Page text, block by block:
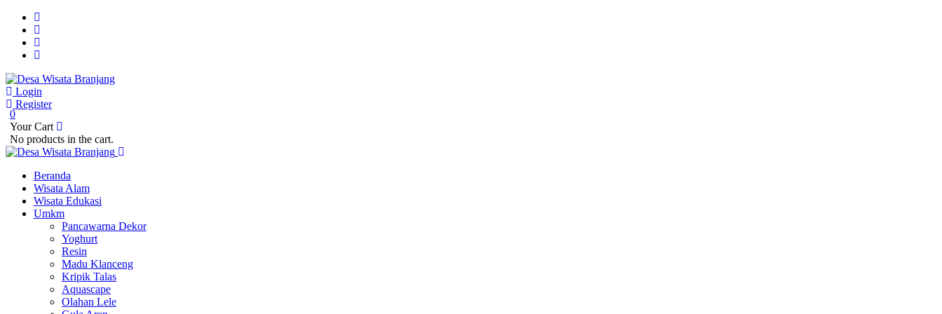
Login
Register
0
Your Cart
No products in the cart.
Beranda
Wisata Alam
Wisata Edukasi
Umkm
Pancawarna Dekor
Yoghurt
Resin
Madu Klanceng
Kripik Talas
Aquascape
Olahan Lele